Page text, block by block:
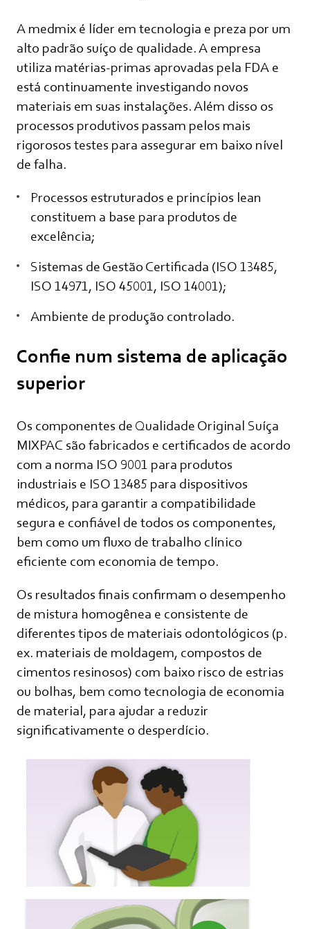
A medmix é líder em tecnologia e preza por um
alto padrão suíço de qualidade. A empresa
utiliza matérias-primas aprovadas pela FDA e
está continuamente investigando novos
materiais em suas instalações. Além disso os
processos produtivos passam pelos mais
rigorosos testes para assegurar em baixo nível
de falha.
Processos estruturados e princípios lean
constituem a base para produtos de
excelência;
Sistemas de Gestão Certificada (ISO 13485,
ISO 14971, ISO 45001, ISO 14001);
Ambiente de produção controlado.
Confie num sistema de aplicação
superior
Os componentes de Qualidade Original Suíça
MIXPAC são fabricados e certificados de acordo
com a norma ISO 9001 para produtos
industriais e ISO 13485 para dispositivos
médicos, para garantir a compatibilidade
segura e confiável de todos os componentes,
bem como um fluxo de trabalho clínico
eficiente com economia de tempo.
Os resultados finais confirmam o desempenho
de mistura homogênea e consistente de
diferentes tipos de materiais odontológicos (p.
ex. materiais de moldagem, compostos de
cimentos resinosos) com baixo risco de estrias
ou bolhas, bem como tecnologia de economia
de material, para ajudar a reduzir
significativamente o desperdício.